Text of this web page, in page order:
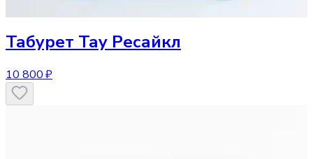
Табурет Тау Ресайкл
10 800 ₽